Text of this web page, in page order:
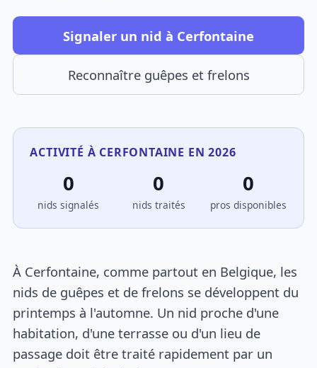
Signaler un nid à Cerfontaine
Reconnaître guêpes et frelons
ACTIVITÉ À CERFONTAINE EN 2026
0
nids signalés
0
nids traités
0
pros disponibles
À Cerfontaine, comme partout en Belgique, les
nids de guêpes et de frelons se développent du
printemps à l'automne. Un nid proche d'une
habitation, d'une terrasse ou d'un lieu de
passage doit être traité rapidement par un